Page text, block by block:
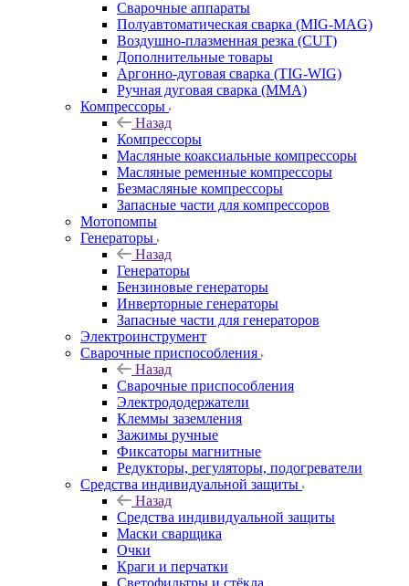
Сварочные аппараты
Полуавтоматическая сварка (MIG-MAG)
Воздушно-плазменная резка (CUT)
Дополнительные товары
Аргонно-дуговая сварка (TIG-WIG)
Ручная дуговая сварка (MMA)
Компрессоры
Назад
Компрессоры
Масляные коаксиальные компрессоры
Масляные ременные компрессоры
Безмасляные компрессоры
Запасные части для компрессоров
Мотопомпы
Генераторы
Назад
Генераторы
Бензиновые генераторы
Инверторные генераторы
Запасные части для генераторов
Электроинструмент
Сварочные приспособления
Назад
Сварочные приспособления
Электрододержатели
Клеммы заземления
Зажимы ручные
Фиксаторы магнитные
Редукторы, регуляторы, подогреватели
Средства индивидуальной защиты
Назад
Средства индивидуальной защиты
Маски сварщика
Очки
Краги и перчатки
Светофильтры и стёкла